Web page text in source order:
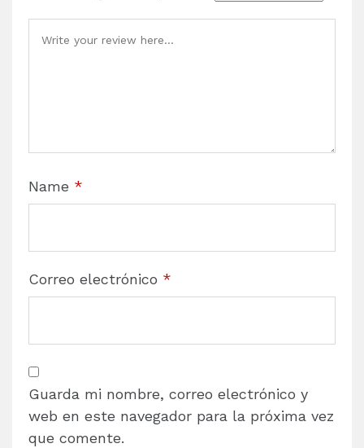
Name *
Correo electrónico *
Guarda mi nombre, correo electrónico y
web en este navegador para la próxima vez
que comente.